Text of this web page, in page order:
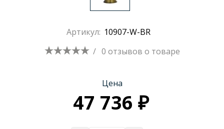
Душевые поддоны
Душевые уголки и ограждения
Трапы для душевых
Артикул: 10907-W-BR
/ 0 отзывов о товаре
Цена
47 736 ₽